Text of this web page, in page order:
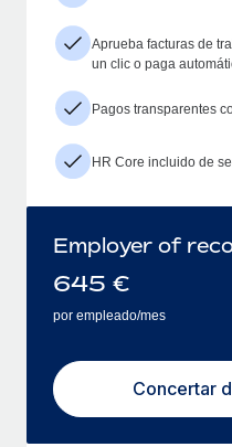
Aprueba facturas de
un clic o paga
Pagos transparentes
HR Core incluido de
Employer of
645 €
por empleado/mes
Concertar